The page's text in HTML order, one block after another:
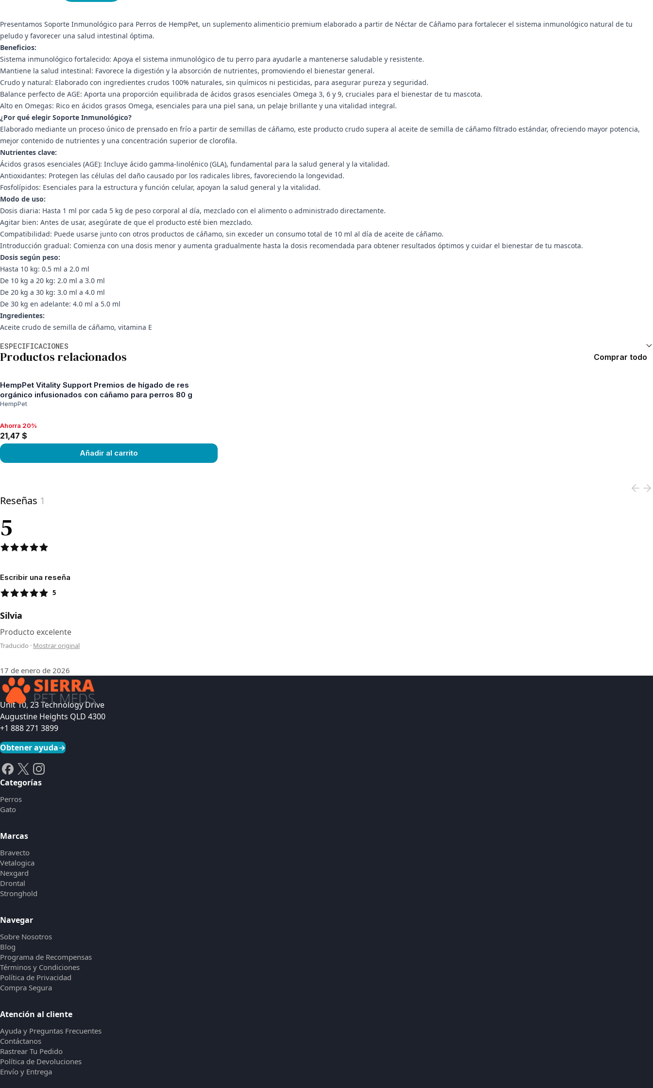
Presentamos Soporte Inmunológico para Perros de HempPet, un suplemento alimenticio premium elaborado a partir de Néctar de Cáñamo para fortalecer el sistema inmunológico natural de tu
peludo y favorecer una salud intestinal óptima.
Beneficios:
Sistema inmunológico fortalecido: Apoya el sistema inmunológico de tu perro para ayudarle a mantenerse saludable y resistente.
Mantiene la salud intestinal: Favorece la digestión y la absorción de nutrientes, promoviendo el bienestar general.
Crudo y natural: Elaborado con ingredientes crudos 100% naturales, sin químicos ni pesticidas, para asegurar pureza y seguridad.
Balance perfecto de AGE: Aporta una proporción equilibrada de ácidos grasos esenciales Omega 3, 6 y 9, cruciales para el bienestar de tu mascota.
Alto en Omegas: Rico en ácidos grasos Omega, esenciales para una piel sana, un pelaje brillante y una vitalidad integral.
¿Por qué elegir Soporte Inmunológico?
Elaborado mediante un proceso único de prensado en frío a partir de semillas de cáñamo, este producto crudo supera al aceite de semilla de cáñamo filtrado estándar, ofreciendo mayor potencia,
mejor contenido de nutrientes y una concentración superior de clorofila.
Nutrientes clave:
Ácidos grasos esenciales (AGE): Incluye ácido gamma-linolénico (GLA), fundamental para la salud general y la vitalidad.
Antioxidantes: Protegen las células del daño causado por los radicales libres, favoreciendo la longevidad.
Fosfolípidos: Esenciales para la estructura y función celular, apoyan la salud general y la vitalidad.
Modo de uso:
Dosis diaria: Hasta 1 ml por cada 5 kg de peso corporal al día, mezclado con el alimento o administrado directamente.
Agitar bien: Antes de usar, asegúrate de que el producto esté bien mezclado.
Compatibilidad: Puede usarse junto con otros productos de cáñamo, sin exceder un consumo total de 10 ml al día de aceite de cáñamo.
Introducción gradual: Comienza con una dosis menor y aumenta gradualmente hasta la dosis recomendada para obtener resultados óptimos y cuidar el bienestar de tu mascota.
Dosis según peso:
Hasta 10 kg: 0.5 ml a 2.0 ml
De 10 kg a 20 kg: 2.0 ml a 3.0 ml
De 20 kg a 30 kg: 3.0 ml a 4.0 ml
De 30 kg en adelante: 4.0 ml a 5.0 ml
Ingredientes:
Aceite crudo de semilla de cáñamo, vitamina E
ESPECIFICACIONES
Productos relacionados Comprar todo
HempPet Vitality Support Premios de hígado de res
orgánico infusionados con cáñamo para perros 80 g
HempPet
Ahorra 20%, 21,47 $
Ahorra 20%
21,47 $
Añadir al carrito
Reseñas 1
5
Escribir una reseña
5
Silvia
Producto excelente
Traducido · Mostrar original
17 de enero de 2026
Unit 10, 23 Technology Drive
Augustine Heights QLD 4300
+1 888 271 3899
Obtener ayuda→
Categorías
Perros
Gato
Marcas
Bravecto
Vetalogica
Nexgard
Drontal
Stronghold
Navegar
Sobre Nosotros
Blog
Programa de Recompensas
Términos y Condiciones
Política de Privacidad
Compra Segura
Atención al cliente
Ayuda y Preguntas Frecuentes
Contáctanos
Rastrear Tu Pedido
Política de Devoluciones
Envío y Entrega